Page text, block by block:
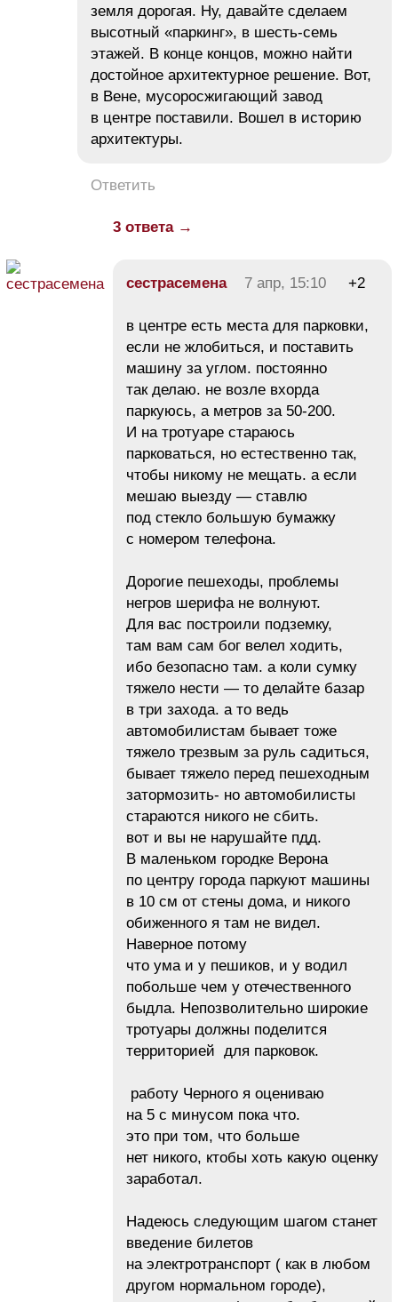
земля дорогая. Ну, давайте сделаем
высотный «паркинг», в шесть-семь
этажей. В конце концов, можно найти
достойное архитектурное решение. Вот,
в Вене, мусоросжигающий завод
в центре поставили. Вошел в историю
архитектуры.
Ответить
3 ответа →
сестрасемена 7 апр, 15:10 +2
в центре есть места для парковки,
если не жлобиться, и поставить
машину за углом. постоянно
так делаю. не возле вхорда
паркуюсь, а метров за 50-200.
И на тротуаре стараюсь
парковаться, но естественно так,
чтобы никому не мещать. а если
мешаю выезду — ставлю
под стекло большую бумажку
с номером телефона.
Дорогие пешеходы, проблемы
негров шерифа не волнуют.
Для вас построили подземку,
там вам сам бог велел ходить,
ибо безопасно там. а коли сумку
тяжело нести — то делайте базар
в три захода. а то ведь
автомобилистам бывает тоже
тяжело трезвым за руль садиться,
бывает тяжело перед пешеходным
затормозить- но автомобилисты
стараются никого не сбить.
вот и вы не нарушайте пдд.
В маленьком городке Верона
по центру города паркуют машины
в 10 см от стены дома, и никого
обиженного я там не видел.
Наверное потому
что ума и у пешиков, и у водил
побольше чем у отечественного
быдла. Непозволительно широкие
тротуары должны поделится
территорией для парковок.
работу Черного я оцениваю
на 5 с минусом пока что.
это при том, что больше
нет никого, ктобы хоть какую оценку
заработал.
Надеюсь следующим шагом станет
введение билетов
на электротранспорт ( как в любом
другом нормальном городе),